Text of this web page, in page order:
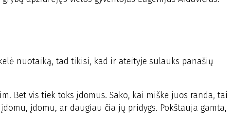
nuotaiką, tad tikisi, kad ir ateityje sulauks panašių
Bet vis tiek toks įdomus. Sako, kai miške juos randa, tai
įdomu, ar daugiau čia jų pridygs. Pokštauja gamta,